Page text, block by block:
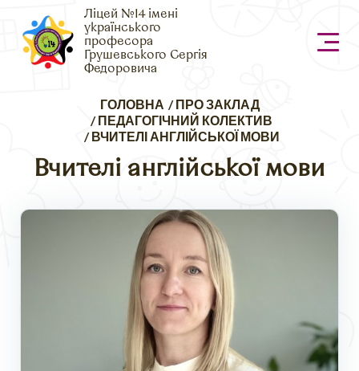
Ліцей №14 імені
українського
професора
Грушевського Сергія
Федоровича
навіґації ГОЛОВНА
ПРО ЗАКЛАД
ПЕДАГОГІЧНИЙ КОЛЕКТИВ
ВЧИТЕЛІ АНГЛІЙСЬКОЇ МОВИ
Вчителі англійської мови